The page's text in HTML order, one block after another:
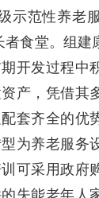
示范性养老
食堂。组建
开发过程中
产，凭借其
套齐全的优
为养老服务
可采用政府
失能老年人